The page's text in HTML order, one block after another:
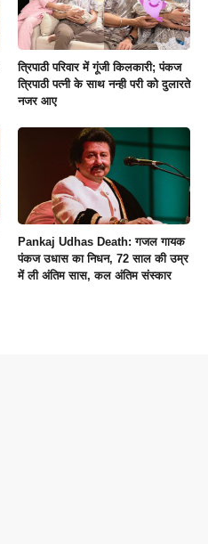
त्रिपाठी परिवार में गूंजी किलकारी; पंकज
त्रिपाठी पत्नी के साथ नन्ही परी को दुलारते
नजर आए
Pankaj Udhas Death: गजल गायक
पंकज उधास का निधन, 72 साल की उम्र
में ली अंतिम सास, कल अंतिम संस्कार